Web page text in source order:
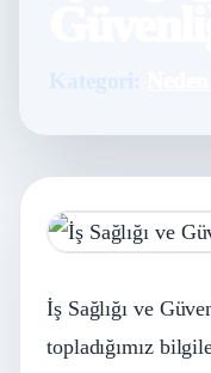
Kategori:
İş Sağlığı ve
topladığımız